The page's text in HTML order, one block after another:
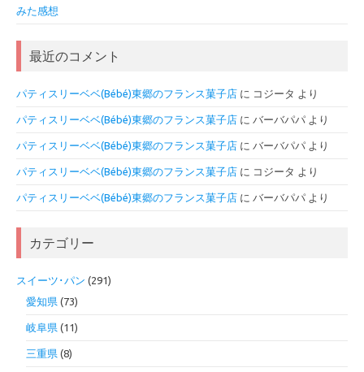
みた感想
最近のコメント
パティスリーベベ(Bébé)東郷のフランス菓子店 に コジータ より
パティスリーベベ(Bébé)東郷のフランス菓子店 に バーバパパ より
パティスリーベベ(Bébé)東郷のフランス菓子店 に バーバパパ より
パティスリーベベ(Bébé)東郷のフランス菓子店 に コジータ より
パティスリーベベ(Bébé)東郷のフランス菓子店 に バーバパパ より
カテゴリー
スイーツ･パン (291)
愛知県 (73)
岐阜県 (11)
三重県 (8)